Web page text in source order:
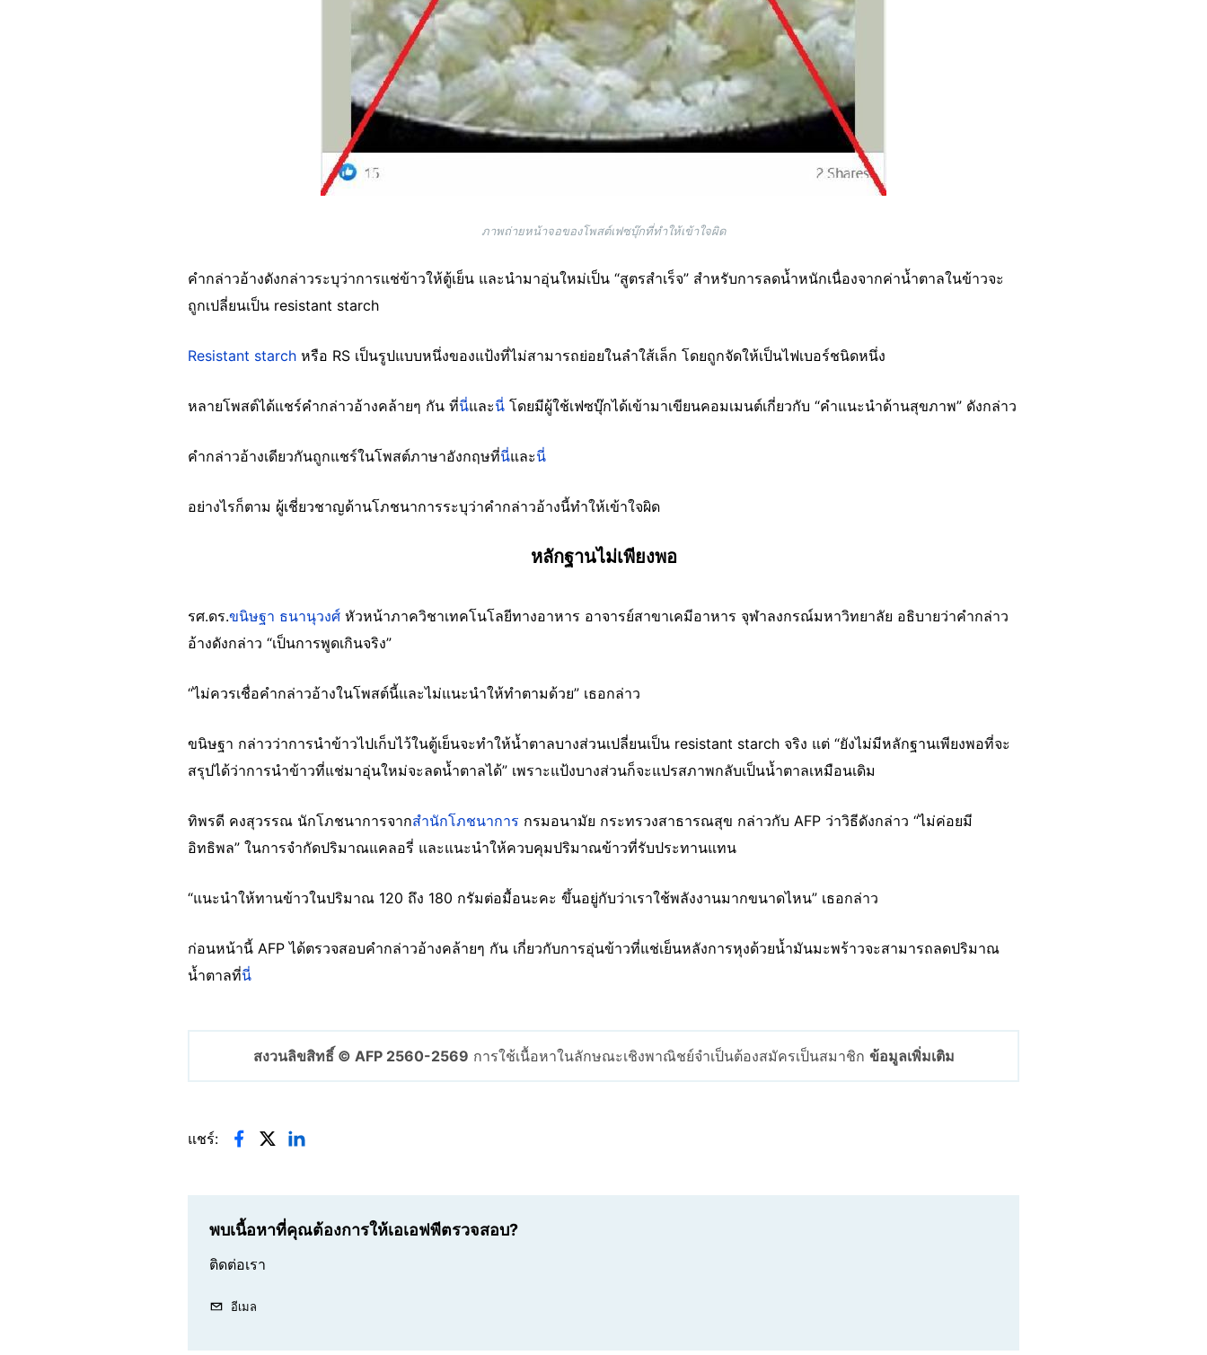
ภาพถ่ายหน้าจอของโพสต์เฟซบุ๊กที่ทำให้เข้าใจผิด
คำกล่าวอ้างดังกล่าวระบุว่าการแช่ข้าวให้ตู้เย็น และนำมาอุ่นใหม่เป็น “สูตรสำเร็จ” สำหรับการลดน้ำหนักเนื่องจากค่าน้ำตาลในข้าวจะ
ถูกเปลี่ยนเป็น resistant starch
Resistant starch หรือ RS เป็นรูปแบบหนึ่งของแป้งที่ไม่สามารถย่อยในลำใส้เล็ก โดยถูกจัดให้เป็นไฟเบอร์ชนิดหนึ่ง
หลายโพสต์ได้แชร์คำกล่าวอ้างคล้ายๆ กัน ที่นี่และนี่ โดยมีผู้ใช้เฟซบุ๊กได้เข้ามาเขียนคอมเมนต์เกี่ยวกับ “คำแนะนำด้านสุขภาพ” ดังกล่าว
คำกล่าวอ้างเดียวกันถูกแชร์ในโพสต์ภาษาอังกฤษที่นี่และนี่
อย่างไรก็ตาม ผู้เชี่ยวชาญด้านโภชนาการระบุว่าคำกล่าวอ้างนี้ทำให้เข้าใจผิด
หลักฐานไม่เพียงพอ
รศ.ดร.ขนิษฐา ธนานุวงศ์ หัวหน้าภาควิชาเทคโนโลยีทางอาหาร อาจารย์สาขาเคมีอาหาร จุฬาลงกรณ์มหาวิทยาลัย อธิบายว่าคำกล่าว
อ้างดังกล่าว “เป็นการพูดเกินจริง”
“ไม่ควรเชื่อคำกล่าวอ้างในโพสต์นี้และไม่แนะนำให้ทำตามด้วย” เธอกล่าว
ขนิษฐา กล่าวว่าการนำข้าวไปเก็บไว้ในตู้เย็นจะทำให้น้ำตาลบางส่วนเปลี่ยนเป็น resistant starch จริง แต่ “ยังไม่มีหลักฐานเพียงพอที่จะ
สรุปได้ว่าการนำข้าวที่แช่มาอุ่นใหม่จะลดน้ำตาลได้” เพราะแป้งบางส่วนก็จะแปรสภาพกลับเป็นน้ำตาลเหมือนเดิม
ทิพรดี คงสุวรรณ นักโภชนาการจากสำนักโภชนาการ กรมอนามัย กระทรวงสาธารณสุข กล่าวกับ AFP ว่าวิธีดังกล่าว “ไม่ค่อยมี
อิทธิพล” ในการจำกัดปริมาณแคลอรี่ และแนะนำให้ควบคุมปริมาณข้าวที่รับประทานแทน
“แนะนำให้ทานข้าวในปริมาณ 120 ถึง 180 กรัมต่อมื้อนะคะ ขึ้นอยู่กับว่าเราใช้พลังงานมากขนาดไหน” เธอกล่าว
ก่อนหน้านี้ AFP ได้ตรวจสอบคำกล่าวอ้างคล้ายๆ กัน เกี่ยวกับการอุ่นข้าวที่แช่เย็นหลังการหุงด้วยน้ำมันมะพร้าวจะสามารถลดปริมาณ
น้ำตาลที่นี่
สงวนลิขสิทธิ์ © AFP 2560-2569 การใช้เนื้อหาในลักษณะเชิงพาณิชย์จำเป็นต้องสมัครเป็นสมาชิก ข้อมูลเพิ่มเติม
แชร์:
พบเนื้อหาที่คุณต้องการให้เอเอฟพีตรวจสอบ?
ติดต่อเรา
อีเมล